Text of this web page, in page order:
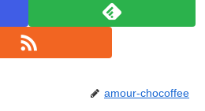
amour-chocoffee